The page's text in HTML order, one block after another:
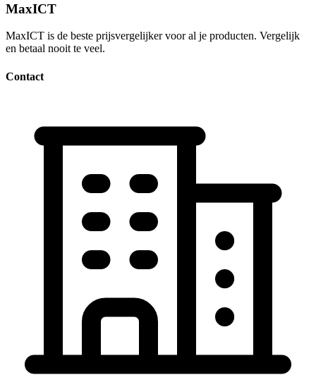
MaxICT
MaxICT is de beste prijsvergelijker voor al je producten. Vergelijk
en betaal nooit te veel.
Contact